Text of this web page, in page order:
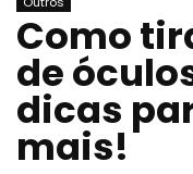
Como
de
dicas
mais!